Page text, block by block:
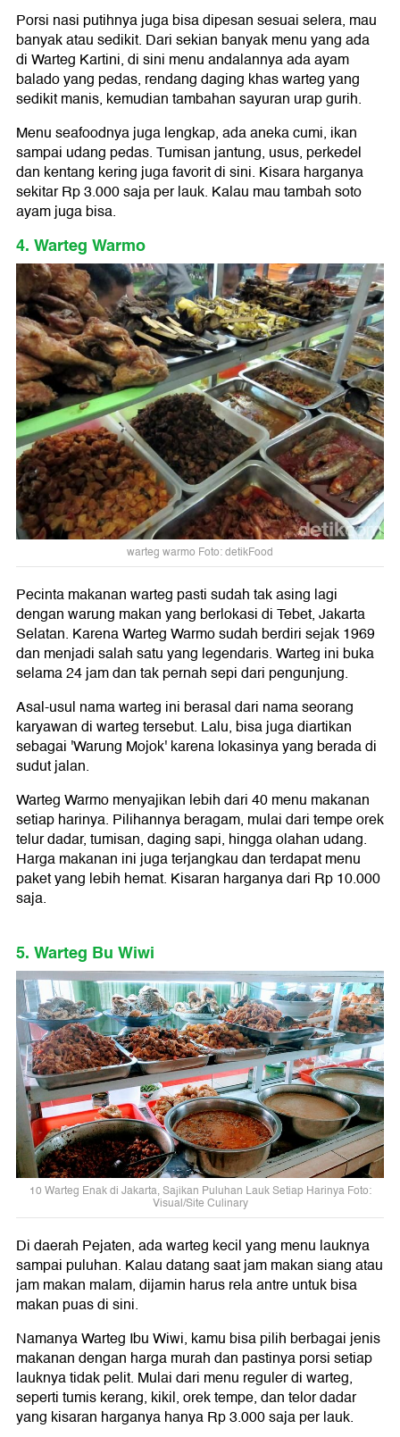
Porsi nasi putihnya juga bisa dipesan sesuai selera, mau
banyak atau sedikit. Dari sekian banyak menu yang ada
di Warteg Kartini, di sini menu andalannya ada ayam
balado yang pedas, rendang daging khas warteg yang
sedikit manis, kemudian tambahan sayuran urap gurih.
Menu seafoodnya juga lengkap, ada aneka cumi, ikan
sampai udang pedas. Tumisan jantung, usus, perkedel
dan kentang kering juga favorit di sini. Kisara harganya
sekitar Rp 3.000 saja per lauk. Kalau mau tambah soto
ayam juga bisa.
4. Warteg Warmo
warteg warmo Foto: detikFood
Pecinta makanan warteg pasti sudah tak asing lagi
dengan warung makan yang berlokasi di Tebet, Jakarta
Selatan. Karena Warteg Warmo sudah berdiri sejak 1969
dan menjadi salah satu yang legendaris. Warteg ini buka
selama 24 jam dan tak pernah sepi dari pengunjung.
Asal-usul nama warteg ini berasal dari nama seorang
karyawan di warteg tersebut. Lalu, bisa juga diartikan
sebagai 'Warung Mojok' karena lokasinya yang berada di
sudut jalan.
Warteg Warmo menyajikan lebih dari 40 menu makanan
setiap harinya. Pilihannya beragam, mulai dari tempe orek
telur dadar, tumisan, daging sapi, hingga olahan udang.
Harga makanan ini juga terjangkau dan terdapat menu
paket yang lebih hemat. Kisaran harganya dari Rp 10.000
saja.
5. Warteg Bu Wiwi
10 Warteg Enak di Jakarta, Sajikan Puluhan Lauk Setiap Harinya Foto:
Visual/Site Culinary
Di daerah Pejaten, ada warteg kecil yang menu lauknya
sampai puluhan. Kalau datang saat jam makan siang atau
jam makan malam, dijamin harus rela antre untuk bisa
makan puas di sini.
Namanya Warteg Ibu Wiwi, kamu bisa pilih berbagai jenis
makanan dengan harga murah dan pastinya porsi setiap
lauknya tidak pelit. Mulai dari menu reguler di warteg,
seperti tumis kerang, kikil, orek tempe, dan telor dadar
yang kisaran harganya hanya Rp 3.000 saja per lauk.